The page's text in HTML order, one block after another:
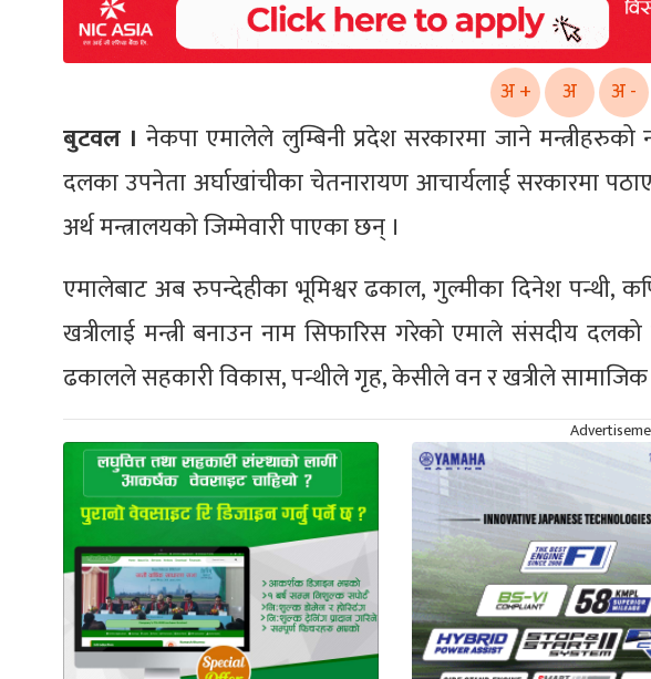
अ + अ अ -
बुटवल । नेकपा एमालेले लुम्बिनी प्रदेश सरकारमा जाने
दलका उपनेता अर्घाखांचीका चेतनारायण आचार्यलाई सरकारमा
अर्थ मन्त्रालयको जिम्मेवारी पाएका छन् ।
एमालेबाट अब रुपन्देहीका भूमिश्वर ढकाल, गुल्मीका दिनेश पन्थी,
खत्रीलाई मन्त्री बनाउन नाम सिफारिस गरेको एमाले संसदीय
ढकालले सहकारी विकास, पन्थीले गृह, केसीले वन र खत्रीले सामाजिक